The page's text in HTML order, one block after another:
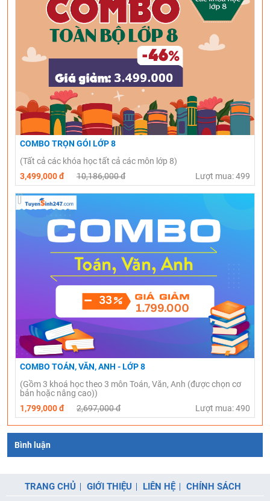
COMBO TRỌN GÓI LỚP 8
(Tất cả các khóa học tất cả các môn lớp 8)
3,499,000 đ
10,186,000 đ Lượt mua: 499
COMBO TOÁN, VĂN, ANH - LỚP 8
(Gồm 3 khoá học theo 3 môn Toán, Văn, Anh (được chọn cơ
bản hoặc nâng cao))
1,799,000 đ
2,697,000 đ Lượt mua: 490
Bình luận
TRANG CHỦ GIỚI THIỆU LIÊN HỆ CHÍNH SÁCH